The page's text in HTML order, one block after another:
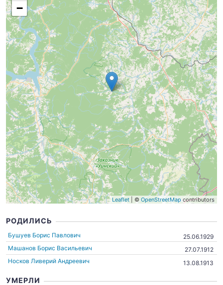
−
Leaflet | © OpenStreetMap contributors
РОДИЛИСЬ
Бушуев Борис Павлович
25.06.1929
Машанов Борис Васильевич
27.07.1912
Носков Ливерий Андреевич
13.08.1913
УМЕРЛИ